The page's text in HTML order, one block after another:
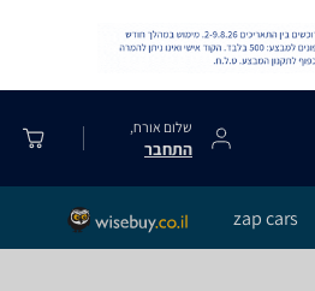
שלום אורח,
התחבר
zap cars